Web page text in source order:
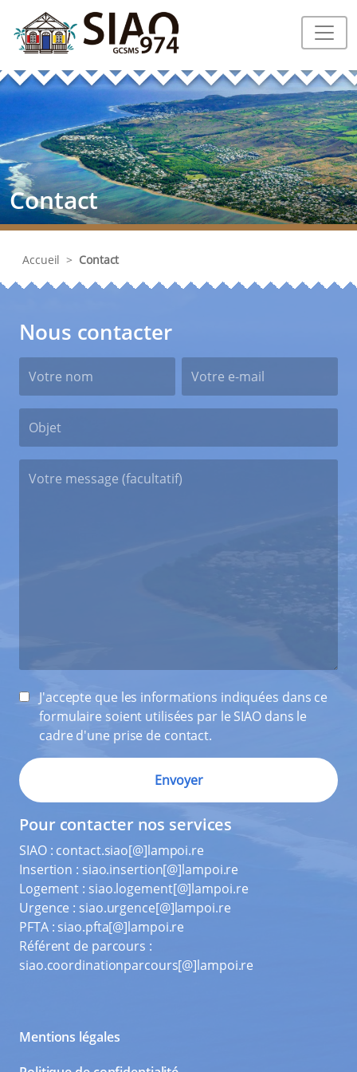
Contact
Accueil > Contact
Nous contacter
J'accepte que les informations indiquées dans ce
formulaire soient utilisées par le SIAO dans le
cadre d'une prise de contact.
Pour contacter nos services
SIAO : contact.siao[@]lampoi.re
Insertion : siao.insertion[@]lampoi.re
Logement : siao.logement[@]lampoi.re
Urgence : siao.urgence[@]lampoi.re
PFTA : siao.pfta[@]lampoi.re
Référent de parcours :
siao.coordinationparcours[@]lampoi.re
Mentions légales